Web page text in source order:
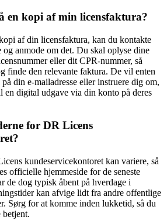
en kopi af min licensfaktura?
af din licensfaktura, kan du kontakte
anmode om det. Du skal oplyse dine
eller dit CPR-nummer, så
finde den relevante faktura. De vil enten
din e-mailadresse eller instruere dig om,
en digital udgave via din konto på deres
for DR Licens
kundeservicekontoret kan variere, så
officielle hjemmeside for de seneste
de dog typisk åbent på hverdage i
kan afvige lidt fra andre offentlige
Sørg for at komme inden lukketid, så du